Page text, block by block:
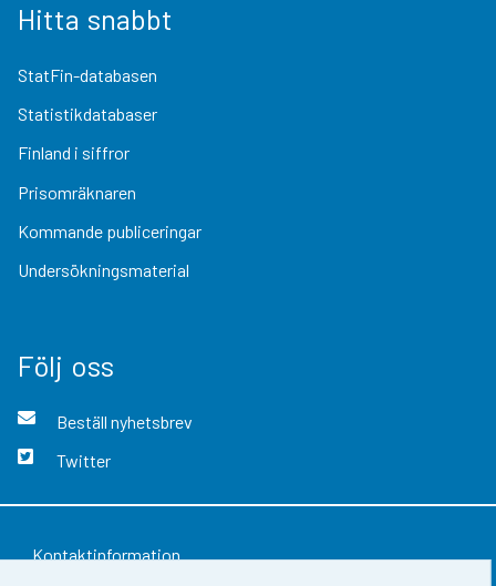
Hitta snabbt
StatFin-databasen
Statistikdatabaser
Finland i siffror
Prisomräknaren
Kommande publiceringar
Undersökningsmaterial
Följ oss
Beställ nyhetsbrev
Twitter
Kontaktinformation